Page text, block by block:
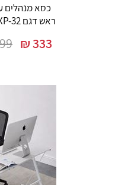
כסא מנהלים
ראש דגם XP-32 צבע שחור מתצוגה ועודפים
333
₪
₪